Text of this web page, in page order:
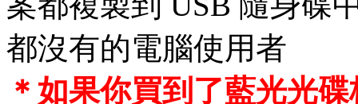
都沒有的電腦使用者
＊如果你買到了藍光光